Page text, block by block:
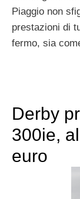
Piaggio non
prestazioni di
fermo, sia
Derby
300ie,
euro